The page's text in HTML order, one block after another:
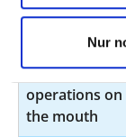
Nur
removal of a
Other
operations on
the mouth